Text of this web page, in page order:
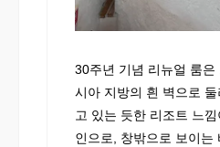
30주년 기념 리뉴얼 룸은
시아 지방의 흰 벽으로
고 있는 듯한 리조트 느
인으로, 창밖으로 보이는